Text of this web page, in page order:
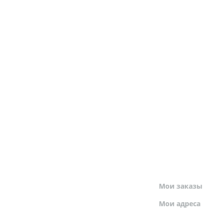
Мои заказы
Мои адреса